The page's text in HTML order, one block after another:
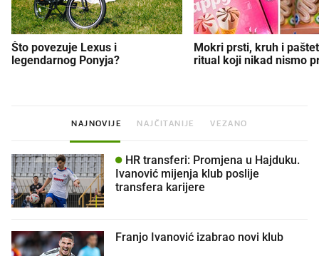
Što povezuje Lexus i
legendarnog Ponyja?
Mokri prsti, kruh i
ritual koji nikad nismo
NAJNOVIJE NAJČITANIJE VEZANO
HR transferi: Promjena u Hajduku.
Ivanović mijenja klub poslije
transfera karijere
Franjo Ivanović izabrao novi klub